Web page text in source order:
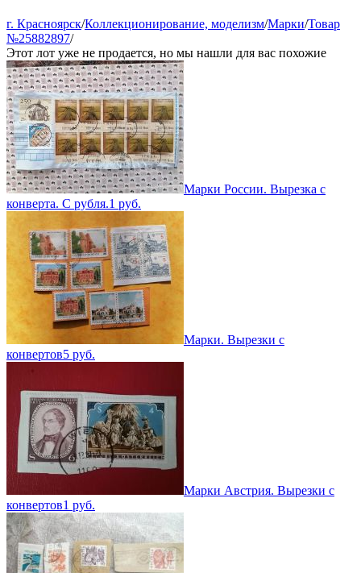
г. Красноярск/Коллекционирование, моделизм/Марки/Товар
№25882897/
Этот лот уже не продается, но мы нашли для вас похожие
Марки России. Вырезка с
конверта. С рубля.1 руб.
Марки. Вырезки с
конвертов5 руб.
Марки Австрия. Вырезки с
конвертов1 руб.